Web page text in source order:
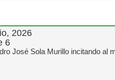
2026
6
José Sola Murillo incitando al